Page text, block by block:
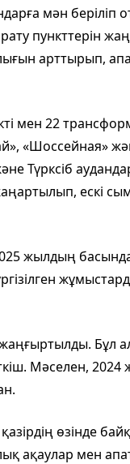
мән беріліп
пункттерін
арттырып,
мен 22
«Шоссейная»
Түрксіб
ескі
жылдың
Бұл
Мәселен,
өзінде
ақаулар мен